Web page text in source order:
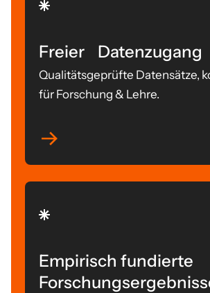
Freier Datenzugang
Qualitätsgeprüfte Datensätze,
für Forschung & Lehre.
Empirisch fundierte